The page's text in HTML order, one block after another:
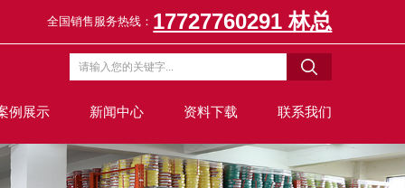
全国销售服务热线： 17727760291 林总
例展示 新闻中心 资料下载 联系我们